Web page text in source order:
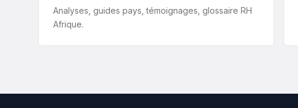
Analyses, guides pays, témoignages, glossaire RH
Afrique.